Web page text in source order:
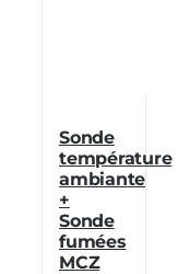
Sonde
température
ambiante
+
Sonde
fumées
MCZ